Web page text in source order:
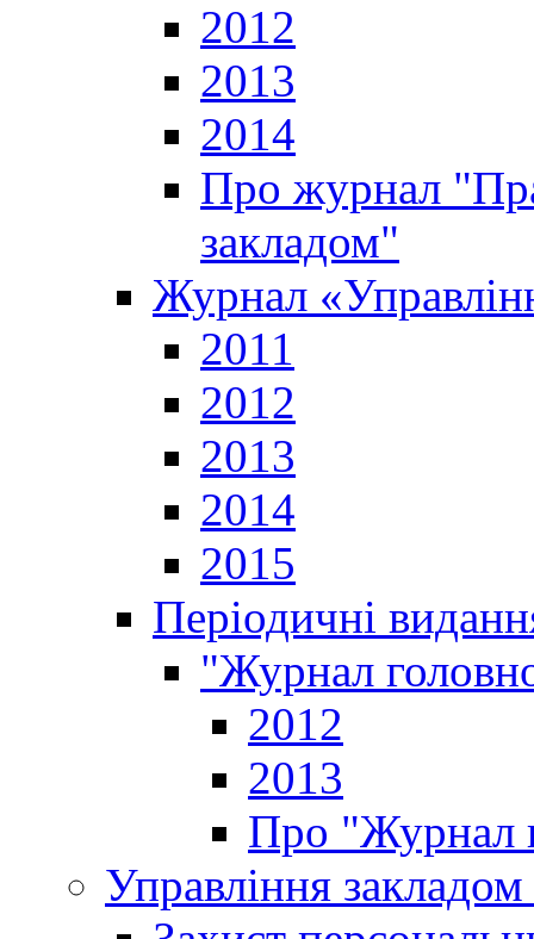
2012
2013
2014
Про журнал
закладом"
Журнал
2011
2012
2013
2014
2015
Періодичні
"Журнал
2012
2013
Про "Журнал
Управління